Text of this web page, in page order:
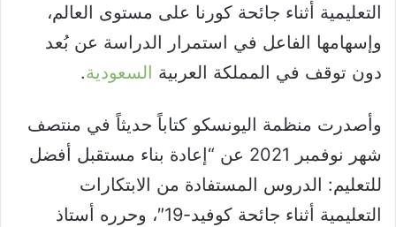
التعليمية أثناء جائحة كورنا على مستوى العالم،
وإسهامها الفاعل في استمرار الدراسة عن بُعد
دون توقف في المملكة العربية السعودية.
وأصدرت منظمة اليونسكو كتاباً حديثاً في منتصف
شهر نوفمبر 2021 عن “إعادة بناء مستقبل أفضل
للتعليم: الدروس المستفادة من الابتكارات
التعليمية أثناء جائحة كوفيد-19″، وحرره أستاذ